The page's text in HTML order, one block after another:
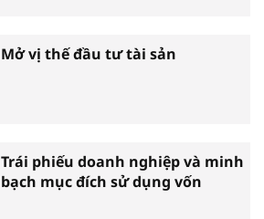
Mở vị thế đầu tư tài sản
Trái phiếu doanh nghiệp và minh
bạch mục đích sử dụng vốn